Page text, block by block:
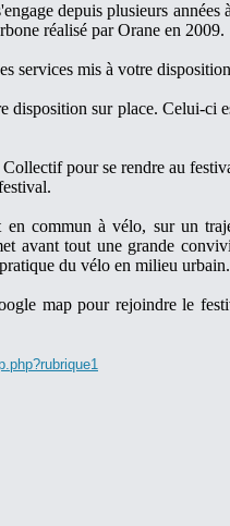
depuis plusieurs
réalisé par Orane en 2009.
services mis à votre
disposition sur place. Celui-
pour se rendre au
commun à vélo, sur un
avant tout une grande
du vélo en milieu urbain.
map pour rejoindre le